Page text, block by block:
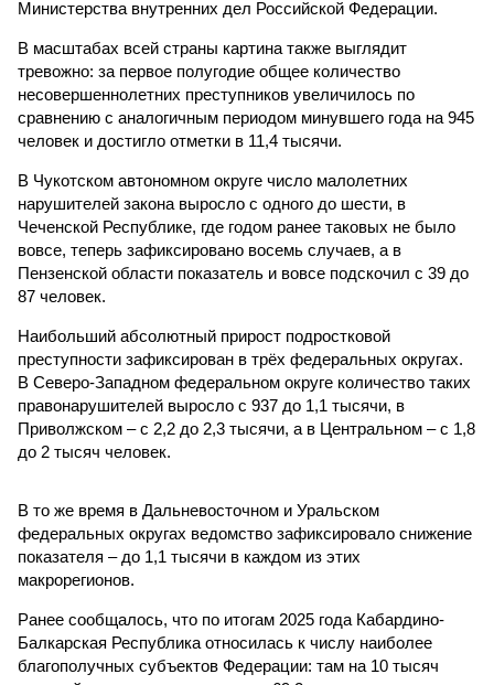
Министерства внутренних дел Российской Федерации.
В масштабах всей страны картина также выглядит
тревожно: за первое полугодие общее количество
несовершеннолетних преступников увеличилось по
сравнению с аналогичным периодом минувшего года на 945
человек и достигло отметки в 11,4 тысячи.
В Чукотском автономном округе число малолетних
нарушителей закона выросло с одного до шести, в
Чеченской Республике, где годом ранее таковых не было
вовсе, теперь зафиксировано восемь случаев, а в
Пензенской области показатель и вовсе подскочил с 39 до
87 человек.
Наибольший абсолютный прирост подростковой
преступности зафиксирован в трёх федеральных округах.
В Северо-Западном федеральном округе количество таких
правонарушителей выросло с 937 до 1,1 тысячи, в
Приволжском – с 2,2 до 2,3 тысячи, а в Центральном – с 1,8
до 2 тысяч человек.
В то же время в Дальневосточном и Уральском
федеральных округах ведомство зафиксировало снижение
показателя – до 1,1 тысячи в каждом из этих
макрорегионов.
Ранее сообщалось, что по итогам 2025 года Кабардино-
Балкарская Республика относилась к числу наиболее
благополучных субъектов Федерации: там на 10 тысяч